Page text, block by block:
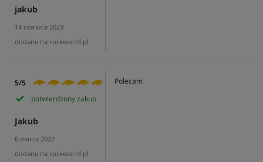
jakub
18 czerwca 2023
dodane na rockworld.pl
5/5
potwierdzony zakup
Jakub
6 marca 2022
dodane na rockworld.pl
Polecam